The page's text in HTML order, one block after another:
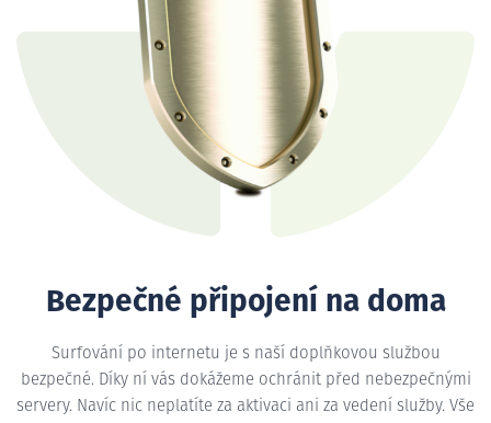
Bezpečné připojení na doma
Surfování po internetu je s naší doplňkovou službou
bezpečné. Díky ní vás dokážeme ochránit před nebezpečnými
servery. Navíc nic neplatíte za aktivaci ani za vedení služby. Vše